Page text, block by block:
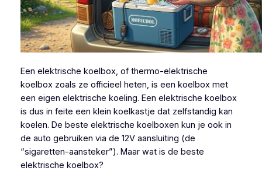
Een elektrische koelbox, of thermo-elektrische
koelbox zoals ze officieel heten, is een koelbox met
een eigen elektrische koeling. Een elektrische koelbox
is dus in feite een klein koelkastje dat zelfstandig kan
koelen. De beste elektrische koelboxen kun je ook in
de auto gebruiken via de 12V aansluiting (de
“sigaretten-aansteker”). Maar wat is de beste
elektrische koelbox?